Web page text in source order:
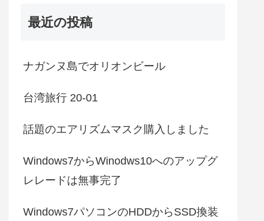
最近の投稿
ナガンヌ島でオリオンビール
台湾旅行 20-01
話題のエアリズムマスク購入しました
Windows7からWinodws10へのアップグ
レレードは無事完了
Windows7パソコンのHDDからSSD換装